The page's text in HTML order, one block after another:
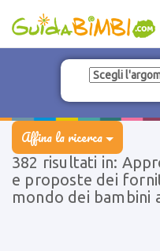
Affina la ricerca
382 risultati in:
e proposte dei
mondo dei bambini